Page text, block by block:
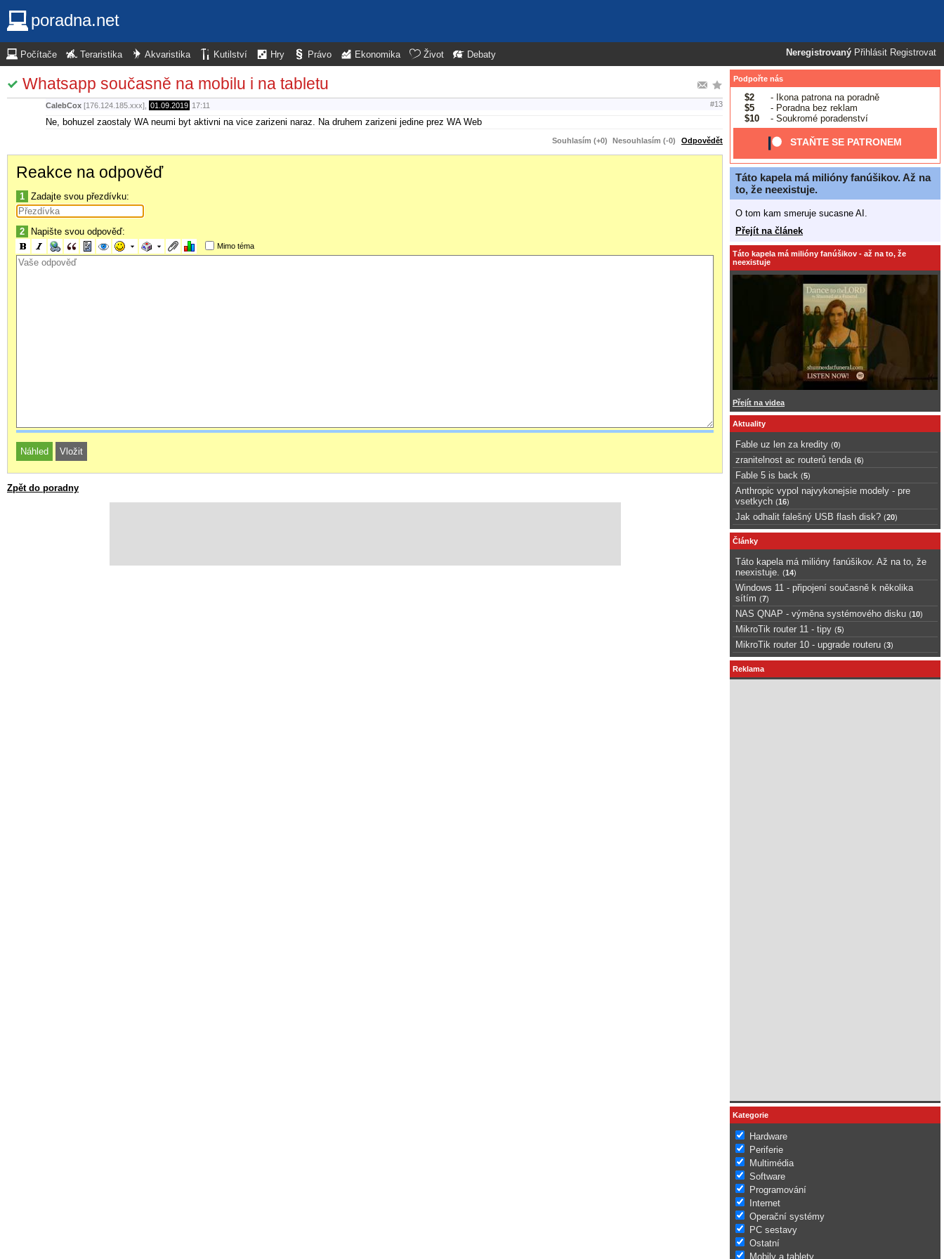
poradna.net
Neregistrovaný Přihlásit Registrovat
Počítače Teraristika Akvaristika Kutilství Hry Právo Ekonomika Život Debaty
Whatsapp současně na mobilu i na tabletu
CalebCox [176.124.185.xxx], 01.09.2019 17:11 #13
Ne, bohuzel zaostaly WA neumi byt aktivni na vice zarizeni naraz. Na druhem zarizeni jedine prez WA Web
Souhlasím (+0) Nesouhlasím (-0) Odpovědět
Reakce na odpověď
1 Zadajte svou přezdívku:
2 Napište svou odpověď:
Mimo téma
Zpět do poradny
Podpořte nás
$2
- Ikona patrona na poradně
$5
- Poradna bez reklam
$10
- Soukromé poradenství
STAŇTE SE PATRONEM
Táto kapela má milióny fanúšikov. Až na
to, že neexistuje.
O tom kam smeruje sucasne AI.
Přejít na článek
Táto kapela má milióny fanúšikov - až na to, že
neexistuje
Přejít na videa
Aktuality
Fable uz len za kredity (0)
zranitelnost ac routerů tenda (6)
Fable 5 is back (5)
Anthropic vypol najvykonejsie modely - pre
vsetkych (16)
Jak odhalit falešný USB flash disk? (20)
Články
Táto kapela má milióny fanúšikov. Až na to, že
neexistuje.
(14)
Windows 11 - připojení současně k několika
sítím (7)
NAS QNAP - výměna systémového disku (10)
MikroTik router 11 - tipy (5)
MikroTik router 10 - upgrade routeru (3)
Reklama
Kategorie
Hardware
Periferie
Multimédia
Software
Programování
Internet
Operační systémy
PC sestavy
Ostatní
Mobily a tablety